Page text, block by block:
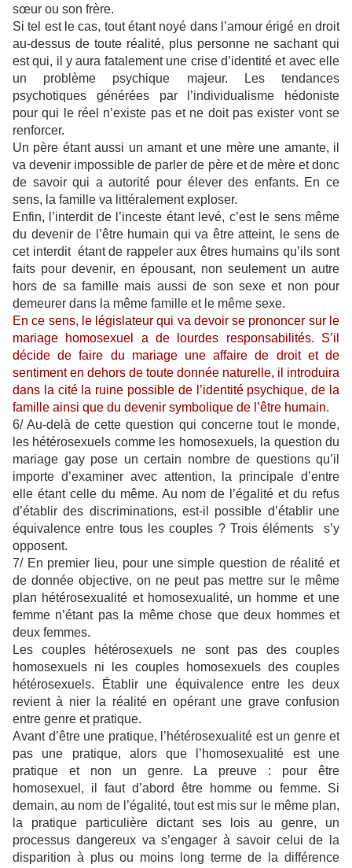
sœur ou son frère.
Si tel est le cas, tout étant noyé dans l’amour érigé en droit
au-dessus de toute réalité, plus personne ne sachant qui
est qui, il y aura fatalement une crise d’identité et avec elle
un problème psychique majeur. Les tendances
psychotiques générées par l’individualisme hédoniste
pour qui le réel n’existe pas et ne doit pas exister vont se
renforcer.
Un père étant aussi un amant et une mère une amante, il
va devenir impossible de parler de père et de mère et donc
de savoir qui a autorité pour élever des enfants. En ce
sens, la famille va littéralement exploser.
Enfin, l’interdit de l’inceste étant levé, c’est le sens même
du devenir de l’être humain qui va être atteint, le sens de
cet interdit étant de rappeler aux êtres humains qu’ils sont
faits pour devenir, en épousant, non seulement un autre
hors de sa famille mais aussi de son sexe et non pour
demeurer dans la même famille et le même sexe.
En ce sens, le législateur qui va devoir se prononcer sur le
mariage homosexuel a de lourdes responsabilités. S’il
décide de faire du mariage une affaire de droit et de
sentiment en dehors de toute donnée naturelle, il introduira
dans la cité la ruine possible de l’identité psychique, de la
famille ainsi que du devenir symbolique de l’être humain.
6/ Au-delà de cette question qui concerne tout le monde,
les hétérosexuels comme les homosexuels, la question du
mariage gay pose un certain nombre de questions qu’il
importe d’examiner avec attention, la principale d’entre
elle étant celle du même. Au nom de l’égalité et du refus
d’établir des discriminations, est-il possible d’établir une
équivalence entre tous les couples ? Trois éléments s’y
opposent.
7/ En premier lieu, pour une simple question de réalité et
de donnée objective, on ne peut pas mettre sur le même
plan hétérosexualité et homosexualité, un homme et une
femme n’étant pas la même chose que deux hommes et
deux femmes.
Les couples hétérosexuels ne sont pas des couples
homosexuels ni les couples homosexuels des couples
hétérosexuels. Établir une équivalence entre les deux
revient à nier la réalité en opérant une grave confusion
entre genre et pratique.
Avant d’être une pratique, l’hétérosexualité est un genre et
pas une pratique, alors que l’homosexualité est une
pratique et non un genre. La preuve : pour être
homosexuel, il faut d’abord être homme ou femme. Si
demain, au nom de l’égalité, tout est mis sur le même plan,
la pratique particulière dictant ses lois au genre, un
processus dangereux va s’engager à savoir celui de la
disparition à plus ou moins long terme de la différence